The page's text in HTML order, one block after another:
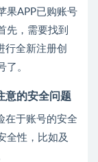
果APP已购账号
先，需要找到
行全新注册创
了。
意的安全问题
在于账号的安全
全性，比如及